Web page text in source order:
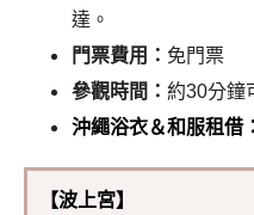
達。
門票費用： 免門票
參觀時間： 約30分鐘
沖繩浴衣＆和服租借
【波上宮】